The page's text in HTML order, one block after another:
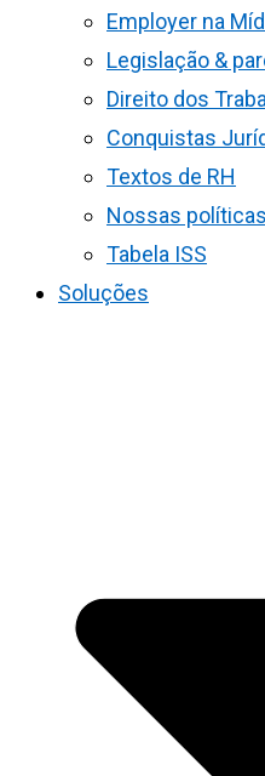
Employer na
Legislação &
Direito dos
Conquistas
Textos de RH
Nossas políticas
Tabela ISS
Soluções